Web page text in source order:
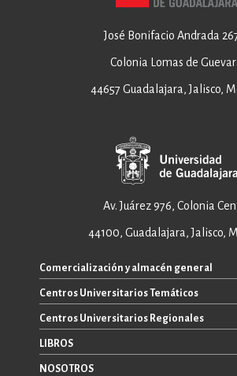
José Bonifacio Andrada
Colonia Lomas de
44657 Guadalajara, Jalisco,
Av. Juárez 976, Colonia
44100, Guadalajara, Jalisco,
Comercialización y almacén general
ventas@editorial.udg.mx
WhatsApp: +52 33 1433 6869
Centros Universitarios Temáticos
CUAAD
CUCEA
Centros Universitarios Regionales
CUAAD
CUCBA
LIBROS
TODOS LOS LIBROS
NOSOTROS